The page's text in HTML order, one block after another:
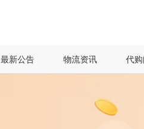
最新公告 物流资讯 代